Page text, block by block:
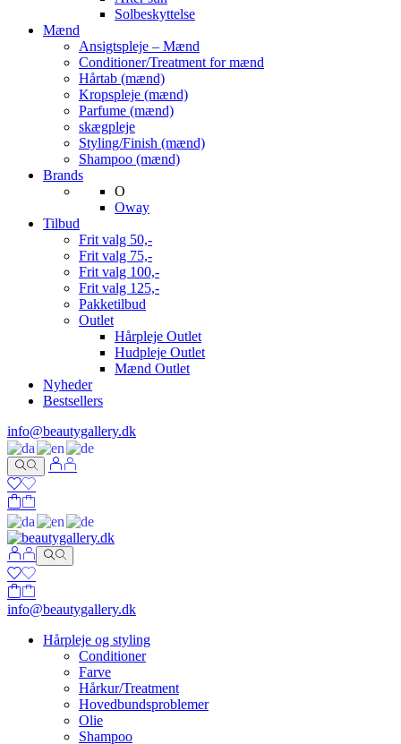
Solbeskyttelse
Mænd
Ansigtspleje – Mænd
Conditioner/Treatment for mænd
Hårtab (mænd)
Kropspleje (mænd)
Parfume (mænd)
skægpleje
Styling/Finish (mænd)
Shampoo (mænd)
Brands
O
Oway
Tilbud
Frit valg 50,-
Frit valg 75,-
Frit valg 100,-
Frit valg 125,-
Pakketilbud
Outlet
Hårpleje Outlet
Hudpleje Outlet
Mænd Outlet
Nyheder
Bestsellers
info@beautygallery.dk
info@beautygallery.dk
Hårpleje og styling
Conditioner
Farve
Hårkur/Treatment
Hovedbundsproblemer
Olie
Shampoo